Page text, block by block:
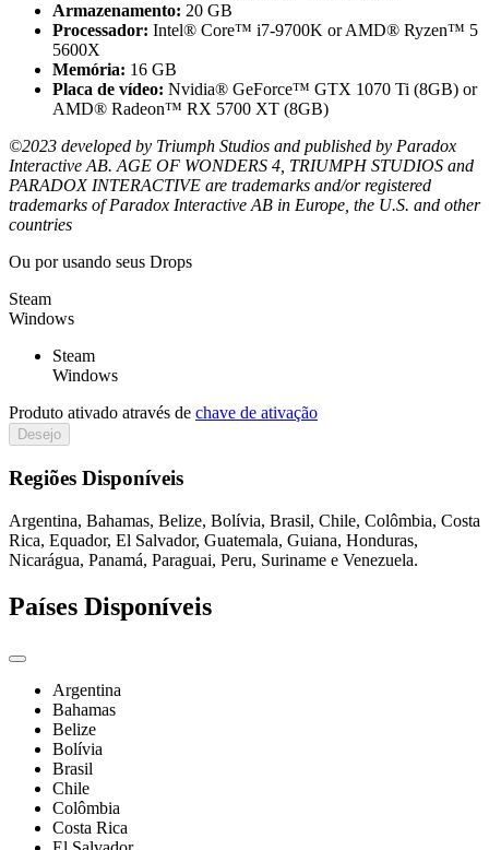
Armazenamento: 20 GB
Processador: Intel® Core™ i7-9700K or AMD® Ryzen™ 5
5600X
Memória: 16 GB
Placa de vídeo: Nvidia® GeForce™ GTX 1070 Ti (8GB) or
AMD® Radeon™ RX 5700 XT (8GB)
©2023 developed by Triumph Studios and published by Paradox
Interactive AB. AGE OF WONDERS 4, TRIUMPH STUDIOS and
PARADOX INTERACTIVE are trademarks and/or registered
trademarks of Paradox Interactive AB in Europe, the U.S. and other
countries
Ou porusando seus Drops
Steam
Windows
Steam
Windows
Produto ativado através de chave de ativação
Desejo
Regiões Disponíveis
Argentina, Bahamas, Belize, Bolívia, Brasil, Chile, Colômbia, Costa
Rica, Equador, El Salvador, Guatemala, Guiana, Honduras,
Nicarágua, Panamá, Paraguai, Peru, Suriname e Venezuela.
Países Disponíveis
Argentina
Bahamas
Belize
Bolívia
Brasil
Chile
Colômbia
Costa Rica